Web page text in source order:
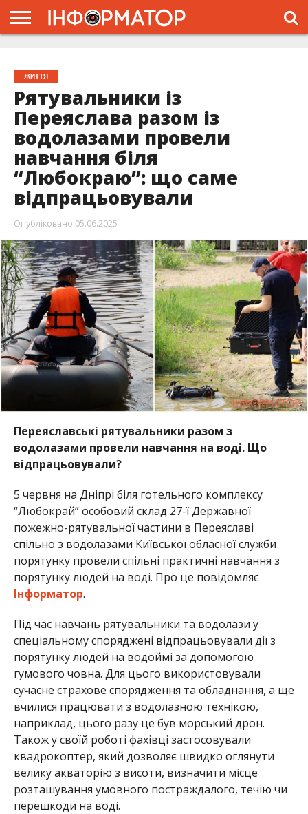
ПРОЄКТ
ЖИТТЯ
Рятувальники із
Переяслава разом із
водолазами провели
навчання біля
“Любокраю”: що саме
відпрацьовували
Опубліковано 05.06.2025
Переяславські рятувальники разом з
водолазами провели навчання на воді. Що
відпрацьовували?
5 червня на Дніпрі біля готельного комплексу
“Любокрай” особовий склад 27-ї Державної
пожежно-рятувальної частини в Переяславі
спільно з водолазами Київської обласної служби
порятунку провели спільні практичні навчання з
порятунку людей на воді. Про це повідомляє
Інформатор.
Під час навчань рятувальники та водолази у
спеціальному споряджені відпрацьовували дії з
порятунку людей на водоймі за допомогою
гумового човна. Для цього використовували
сучасне страхове спорядження та обладнання, а ще
вчилися працювати з водолазною технікою,
наприклад, цього разу це був морський дрон.
Також у своїй роботі фахівці застосовували
квадрокоптер, який дозволяє швидко оглянути
велику акваторію з висоти, визначити місце
розташування умовного постраждалого, течію чи
перешкоди на воді.